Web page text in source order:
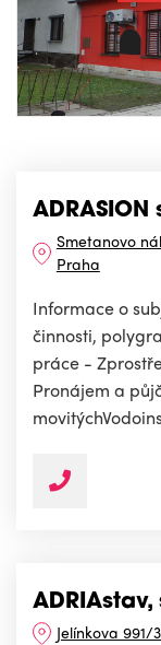
ADRASION
Smetanovo
Praha
Informace o
činnosti,
práce -
Pronájem a
ADRIAstav,
Jelínkova 991/